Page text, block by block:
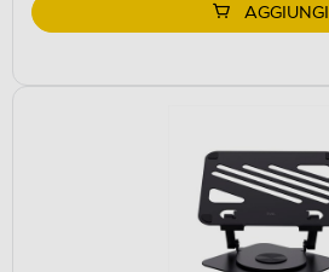
AGGIUNGI